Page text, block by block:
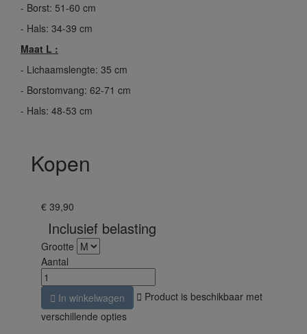
- Borst: 51-60 cm
- Hals: 34-39 cm
Maat L :
- Lichaamslengte: 35 cm
- Borstomvang: 62-71 cm
- Hals: 48-53 cm
Kopen
€ 39,90
Inclusief belasting
Grootte
Aantal
 In winkelwagen  Product is beschikbaar met
verschillende opties